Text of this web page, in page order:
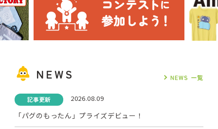
NEWS NEWS 一覧
記事更新 2026.08.09
「パグのもったん」プライズデビュー！